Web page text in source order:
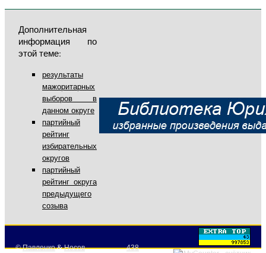
Дополнительная
информация по
этой теме:
результаты
мажоритарных
выборов в
данном округе
партийный
рейтинг
избирательных
округов
партийный
рейтинг округа
предыдущего
созыва
©Павленко&Носов 438